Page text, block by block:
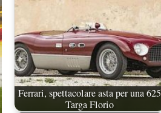
Ferrari, spettacolare asta per una 625
Targa Florio